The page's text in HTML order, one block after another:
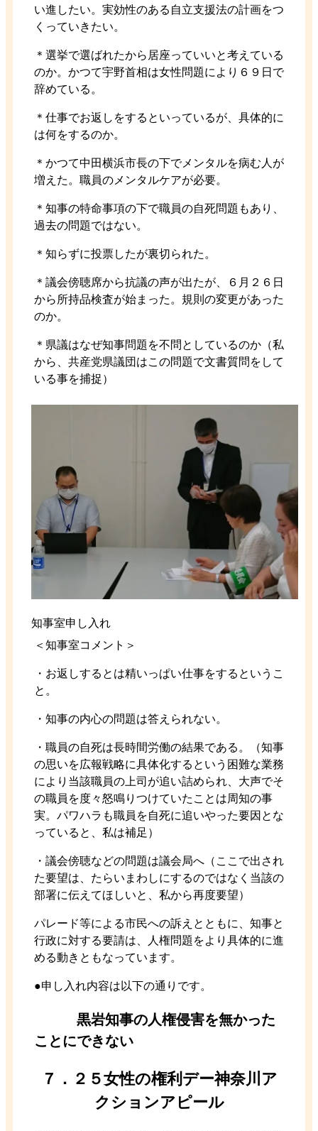
い進したい。実効性のある自立支援法の計画をつ
くっていきたい。
＊選挙で選ばれたから居座っていいと考えている
のか。かつて宇野首相は女性問題により６９日で
辞めている。
＊仕事でお返しをするといっているが、具体的に
は何をするのか。
＊かつて中田横浜市長の下でメンタルを病む人が
増えた。職員のメンタルケアが必要。
＊知事の特命事項の下で職員の自死問題もあり、
過去の問題ではない。
＊知らずに投票したが裏切られた。
＊議会傍聴席から抗議の声が出たが、６月２６日
から所持品検査が始まった。規則の変更があった
のか。
＊県議はなぜ知事問題を不問としているのか（私
から、共産党県議団はこの問題で文書質問をして
いる事を捕捉）
知事室申し入れ
＜知事室コメント＞
・お返しするとは精いっぱい仕事をするというこ
と。
・知事の内心の問題は答えられない。
・職員の自死は長時間労働の結果である。（知事
の思いを広報戦略に具体化するという困難な業務
により当該職員の上司が追い詰められ、大声でそ
の職員を度々怒鳴りつけていたことは周知の事
実。パワハラも職員を自死に追いやった要因とな
っていると、私は補足）
・議会傍聴などの問題は議会局へ（ここで出され
た要望は、たらいまわしにするのではなく当該の
部署に伝えてほしいと、私から再度要望）
パレード等による市民への訴えとともに、知事と
行政に対する要請は、人権問題をより具体的に進
める動きともなっています。
●申し入れ内容は以下の通りです。
黒岩知事の人権侵害を無かった
ことにできない
７．２５女性の権利デー神奈川ア
クションアピール